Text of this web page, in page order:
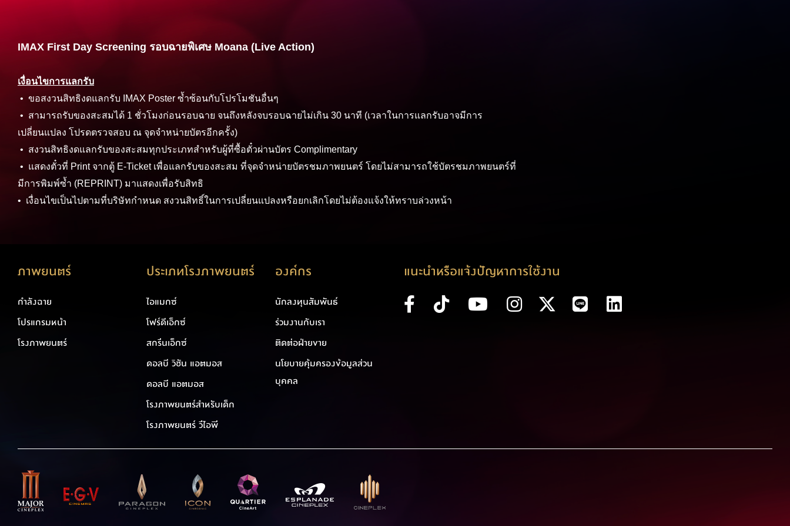
IMAX First Day Screening รอบฉายพิเศษ Moana (Live Action)
เงื่อนไขการแลกรับ
• ขอสงวนสิทธิงดแลกรับ IMAX Poster ซ้ำซ้อนกับโปรโมชันอื่นๆ
• สามารถรับของสะสมได้ 1 ชั่วโมงก่อนรอบฉาย จนถึงหลังจบรอบฉายไม่เกิน 30 นาที (เวลาในการแลกรับอาจมีการ
เปลี่ยนแปลง โปรดตรวจสอบ ณ จุดจำหน่ายบัตรอีกครั้ง)
• สงวนสิทธิงดแลกรับของสะสมทุกประเภทสำหรับผู้ที่ซื้อตั๋วผ่านบัตร Complimentary
• แสดงตั๋วที่ Print จากตู้ E-Ticket เพื่อแลกรับของสะสม ที่จุดจำหน่ายบัตรชมภาพยนตร์ โดยไม่สามารถใช้บัตรชมภาพยนตร์ที่
มีการพิมพ์ซ้ำ (REPRINT) มาแสดงเพื่อรับสิทธิ
• เงื่อนไขเป็นไปตามที่บริษัทกำหนด สงวนสิทธิ์ในการเปลี่ยนแปลงหรือยกเลิกโดยไม่ต้องแจ้งให้ทราบล่วงหน้า
ภาพยนตร์
กำลังฉาย
โปรแกรมหน้า
โรงภาพยนตร์
ประเภทโรงภาพยนตร์
ไอแมกซ์
โฟร์ดีเอ็กซ์
สกรีนเอ็กซ์
ดอลบี วิชัน แอตมอส
ดอลบี แอตมอส
โรงภาพยนตร์สำหรับเด็ก
โรงภาพยนตร์ วีไอพี
องค์กร
นักลงทุนสัมพันธ์
ร่วมงานกับเรา
ติดต่อฝ่ายขาย
นโยบายคุ้มครองข้อมูลส่วน
บุคคล
แนะนำหรือแจ้งปัญหาการใช้งาน